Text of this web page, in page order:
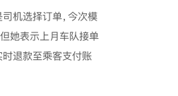
机选择订单，今次模
但她表示上月车队接单
时退款至乘客支付账